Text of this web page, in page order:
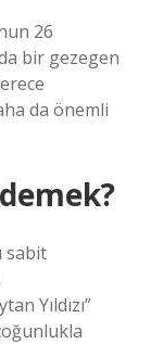
26
bir gezegen
da önemli
sabit
Yıldızı”